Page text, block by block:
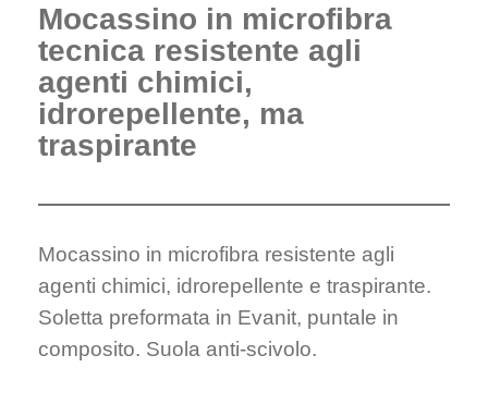
Mocassino in microfibra
tecnica resistente agli
agenti chimici,
idrorepellente, ma
traspirante
Mocassino in microfibra resistente agli
agenti chimici, idrorepellente e traspirante.
Soletta preformata in Evanit, puntale in
composito. Suola anti-scivolo.